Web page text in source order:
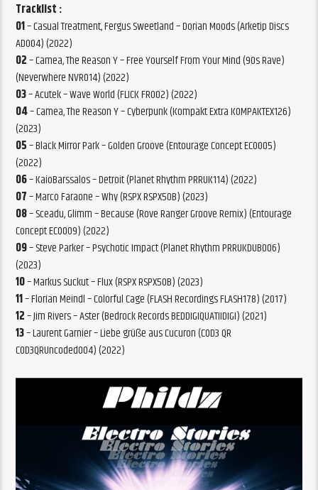
Tracklist :
01– Casual Treatment, Fergus Sweetland – Dorian Moods (Arketip Discs
AD004) (2022)
02– Camea, The Reason Y – Free Yourself From Your Mind (90s Rave)
(Neverwhere NVR014) (2022)
03– Acutek – Wave World (FLICK FR002) (2022)
04– Camea, The Reason Y – Cyberpunk (Kompakt Extra KOMPAKTEX126)
(2023)
05– Black Mirror Park – Golden Groove (Entourage Concept ECO005)
(2022)
06– KaioBarssalos – Detroit (Planet Rhythm PRRUK114) (2022)
07– Marco Faraone – Why (RSPX RSPX50B) (2023)
08– Sceadu, Glimm – Because (Rove Ranger Groove Remix) (Entourage
Concept ECO009) (2022)
09– Steve Parker – Psychotic Impact (Planet Rhythm PRRUKDUB006)
(2023)
10– Markus Suckut – Flux (RSPX RSPX50B) (2023)
11– Florian Meindl – Colorful Cage (FLASH Recordings FLASH178) (2017)
12– Jim Rivers – Aster (Bedrock Records BEDDIGIQUATIIDIGI) (2021)
13– Laurent Garnier – Liebe grüße aus Cucuron (COD3 QR
COD3QRUncoded004) (2022)